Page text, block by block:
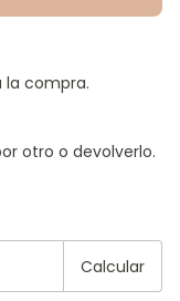
la compra.
otro o devolverlo.
Calcular